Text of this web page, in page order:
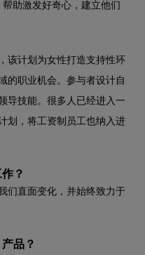
助激发好奇心，建立他们
该计划为女性打造支持性环
的职业机会。参与者设计自
导技能。很多人已经进入一
划，将工资制员工也纳入进
？
们直面变化，并始终致力于
品？